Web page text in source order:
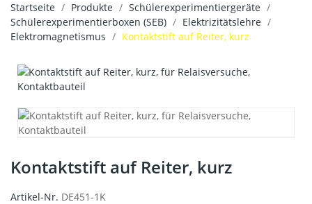
Startseite Produkte
Schülerexperimentiergeräte
Schülerexperimentierboxen (SEB)
Elektrizitätslehre
Elektromagnetismus
Kontaktstift auf Reiter, kurz
Kontaktstift auf Reiter, kurz
Artikel-Nr. DE451-1K